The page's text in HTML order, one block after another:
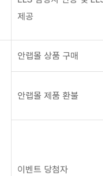
제공
안랩몰 상품 구매
안랩몰 제품 환불
이벤트 당첨자